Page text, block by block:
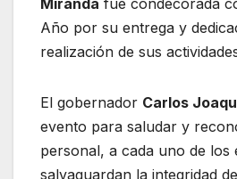
Miranda fue condecorada
Año por su entrega y
realización de sus
El gobernador Carlos
evento para saludar y
personal, a cada uno de los
salvaguardan la integridad